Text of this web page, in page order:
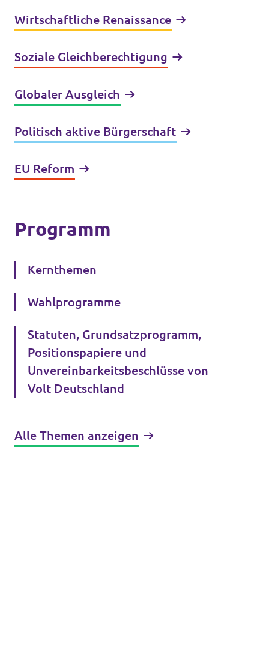
Wirtschaftliche Renaissance
Soziale Gleichberechtigung
Globaler Ausgleich
Politisch aktive Bürgerschaft
EU Reform
Programm
Kernthemen
Wahlprogramme
Statuten, Grundsatzprogramm,
Positionspapiere und
Unvereinbarkeitsbeschlüsse von
Volt Deutschland
Alle Themen anzeigen